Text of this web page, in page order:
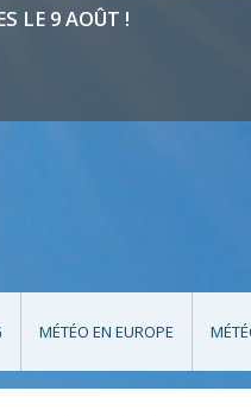
LE 9 AOÛT !
MÉTÉO EN EUROPE